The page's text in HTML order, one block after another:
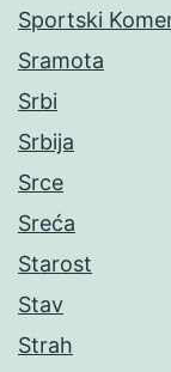
Sportski
Sramota
Srbi
Srbija
Srce
Sreća
Starost
Stav
Strah